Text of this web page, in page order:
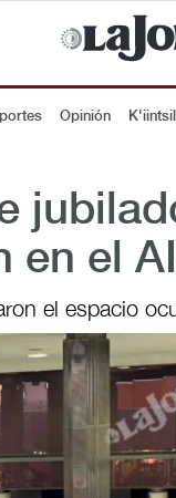
Opinión K'iintsil
en el
el espacio